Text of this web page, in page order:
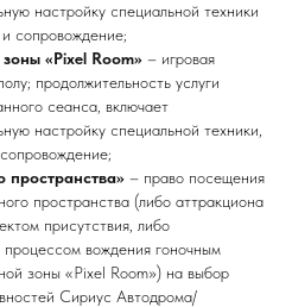
настройку специальной техники
сопровождение;
«Pixel Room» – игровая
продолжительность услуги
сеанса, включает
настройку специальной техники,
пространства» – право посещения
пространства (либо аттракциона
присутствия, либо
процессом вождения гоночным
зоны «Pixel Room») на выбор
Сириус Автодрома/